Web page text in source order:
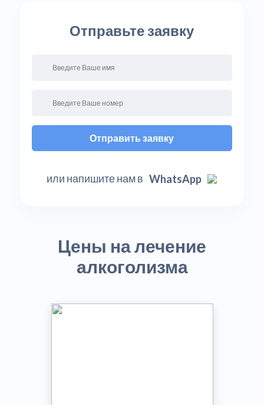
Отправьте заявку
Отправить заявку
или напишите нам в WhatsApp
Цены на лечение
алкоголизма